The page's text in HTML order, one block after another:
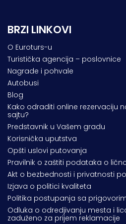
BRZI LINKOVI
O Euroturs-u
Turistička agencija – poslovnice
Nagrade i pohvale
Autobusi
Blog
Kako odraditi online rezervaciju
sajtu?
Predstavnik u Vašem gradu
Korisnička uputstva
Opšti uslovi putovanja
Pravilnik o zaštiti podataka o
Akt o bezbednosti i privatnosti
Izjava o politici kvaliteta
Politika postupanja sa
Odluka o odredjivanju mesta i
zaduženo za prijem reklamacije